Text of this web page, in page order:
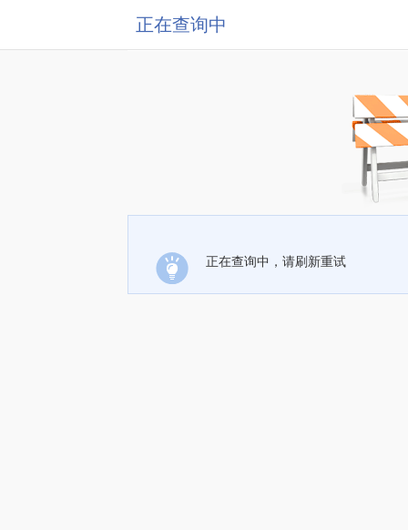
正在查询中
正在查询中，请刷新重试